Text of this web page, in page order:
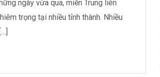
ngày vừa qua, miền Trung liên
trọng tại nhiều tỉnh thành. Nhiều